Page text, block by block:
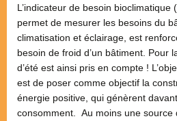
L’indicateur de besoin bioclimatique
permet de mesurer les besoins du
climatisation et éclairage, est
besoin de froid d’un bâtiment. Pour
d’été est ainsi pris en compte !
est de poser comme objectif la
énergie positive, qui génèrent
consomment. Au moins une source